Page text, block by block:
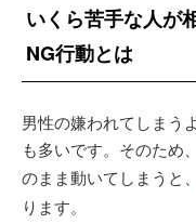
いくら苦手な人が
NG行動とは
男性の嫌われてしまう
も多いです。そのため
のまま動いてしまうと、
ります。